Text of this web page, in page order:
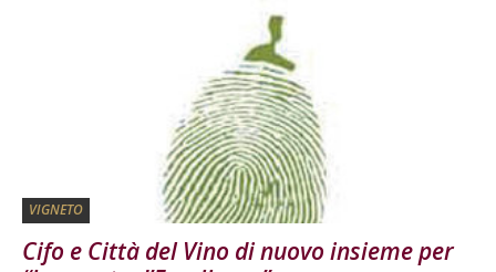
VIGNETO
Cifo e Città del Vino di nuovo insieme per